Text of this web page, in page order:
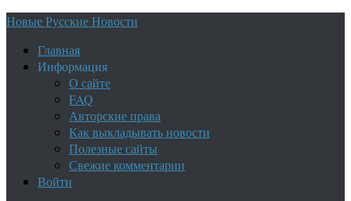
Новые Русские Новости
Главная
Информация
О сайте
FAQ
Авторские права
Как выкладывать новости
Полезные сайты
Свежие комментарии
Войти